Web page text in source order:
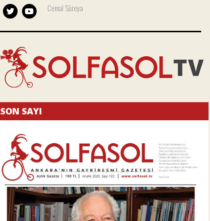
Cemal Süreya
SON SAYI